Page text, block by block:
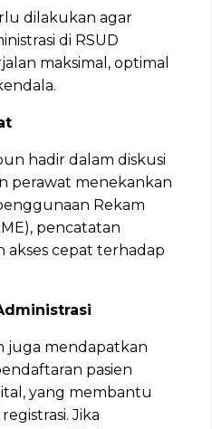
dilakukan agar
di RSUD
maksimal, optimal
hadir dalam diskusi
perawat menekankan
Rekam
pencatatan
akses cepat terhadap
juga mendapatkan
pasien
yang membantu
Jika